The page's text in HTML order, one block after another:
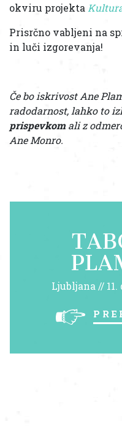
okviru projekta
Prisrčno vabljeni na
in luči izgorevanja!
Če bo iskrivost Ane
radodarnost, lahko to
prispevkom ali z
Ane Monro.
Ljubljana // 11.